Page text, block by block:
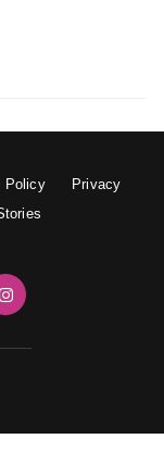
Policy
Privacy